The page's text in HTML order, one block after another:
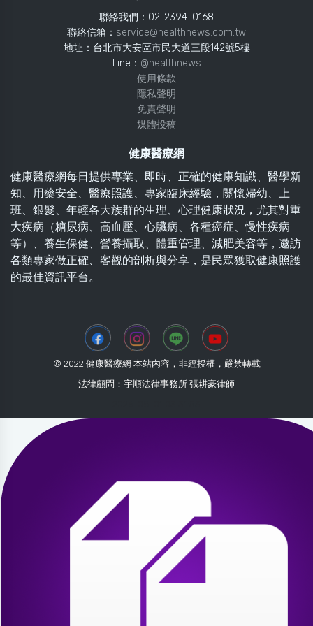
聯絡我們：02-2394-0168
聯絡信箱： service@healthnews.com.tw
地址：台北市大安區市民大道三段142號5樓
Line： @healthnews
使用條款
隱私聲明
免責聲明
媒體投稿
健康醫療網
健康醫療網每日提供專業、即時、正確的健康知識、醫學新
知、用藥安全、醫療照護、專家臨床經驗，關懷婦幼、上
班、銀髮、年輕各大族群的生理、心理健康狀況，尤其對重
大疾病（糖尿病、高血壓、心臟病、各種癌症、慢性疾病
等）、養生保健、營養攝取、體重管理、減肥美容等，邀訪
各類專家做正確、客觀的剖析與分享，是民眾獲取健康照護
的最佳資訊平台。
© 2022 健康醫療網 本站內容，非經授權，嚴禁轉載
法律顧問：宇順法律事務所 張耕豪律師